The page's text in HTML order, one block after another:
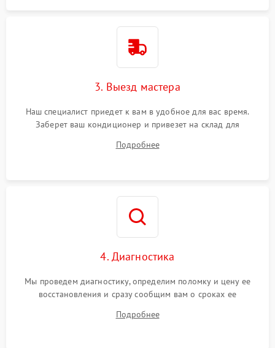
3. Выезд мастера
Наш специалист приедет к вам в удобное для вас время.
Заберет ваш кондиционер и привезет на склад для
Подробнее
4. Диагностика
Мы проведем диагностику, определим поломку и цену ее
восстановления и сразу сообщим вам о сроках ее
Подробнее